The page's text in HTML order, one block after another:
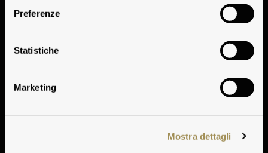
Preferenze
Statistiche
Marketing
Mostra dettagli
Tignanello 2008